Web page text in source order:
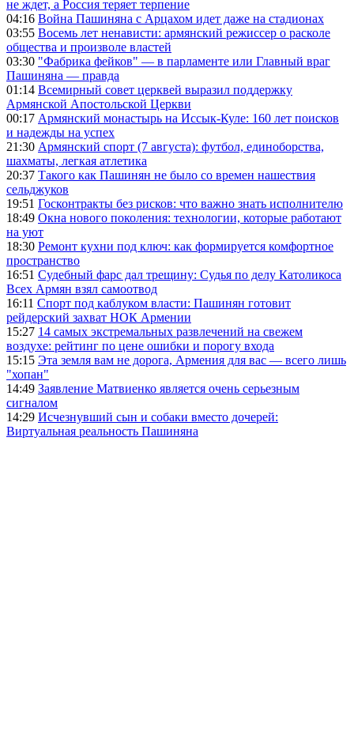
не ждет, а Россия теряет терпение
04:16 Война Пашиняна с Арцахом идет даже на стадионах
03:55 Восемь лет ненависти: армянский режиссер о расколе
общества и произволе властей
03:30 "Фабрика фейков" — в парламенте или Главный враг
Пашиняна — правда
01:14 Всемирный совет церквей выразил поддержку
Армянской Апостольской Церкви
00:17 Армянский монастырь на Иссык-Куле: 160 лет поисков
и надежды на успех
21:30 Армянский спорт (7 августа): футбол, единоборства,
шахматы, легкая атлетика
20:37 Такого как Пашинян не было со времен нашествия
сельджуков
19:51 Госконтракты без рисков: что важно знать исполнителю
18:49 Окна нового поколения: технологии, которые работают
на уют
18:30 Ремонт кухни под ключ: как формируется комфортное
пространство
16:51 Судебный фарс дал трещину: Судья по делу Католикоса
Всех Армян взял самоотвод
16:11 Спорт под каблуком власти: Пашинян готовит
рейдерский захват НОК Армении
15:27 14 самых экстремальных развлечений на свежем
воздухе: рейтинг по цене ошибки и порогу входа
15:15 Эта земля вам не дорога, Армения для вас — всего лишь
"хопан"
14:49 Заявление Матвиенко является очень серьезным
сигналом
14:29 Исчезнувший сын и собаки вместо дочерей:
Виртуальная реальность Пашиняна